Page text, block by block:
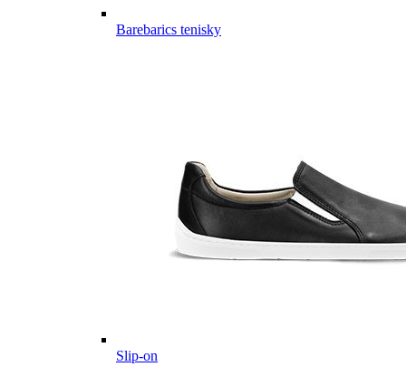
Barebarics tenisky
Slip-on